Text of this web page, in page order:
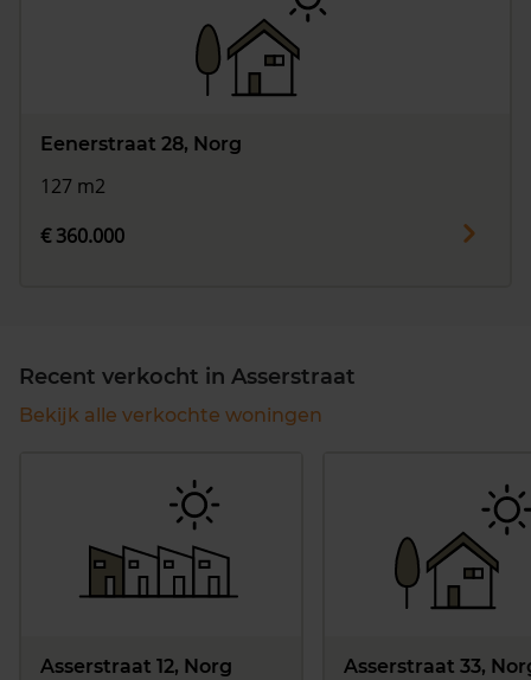
Eenerstraat 28, Norg
127 m2
€ 360.000
Recent verkocht in Asserstraat
Bekijk alle verkochte woningen
Asserstraat 12, Norg Asserstraat 33,